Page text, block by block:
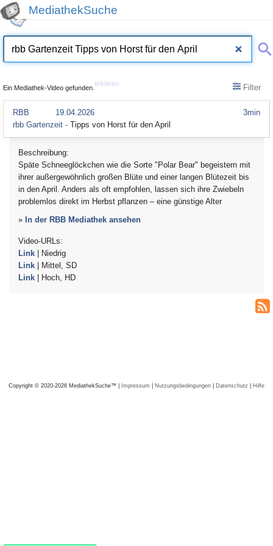
MediathekSuche
Ein Mediathek-Video gefunden.
erklären Filter
3min
RBB
19.04.2026
rbb Gartenzeit - Tipps von Horst für den April
Beschreibung:
Späte Schneeglöckchen wie die Sorte "Polar Bear" begeistern mit
ihrer außergewöhnlich großen Blüte und einer langen Blütezeit bis
in den April. Anders als oft empfohlen, lassen sich ihre Zwiebeln
problemlos direkt im Herbst pflanzen – eine günstige Alter
» In der RBB Mediathek ansehen
Video-URLs:
Link | Niedrig
Link | Mittel, SD
Link | Hoch, HD
Copyright © 2020-2026 MediathekSuche™ | Impressum | Nutzungsbedingungen | Datenschutz | Hilfe